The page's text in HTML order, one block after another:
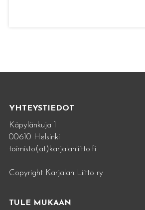
YHTEYSTIEDOT
Käpylänkuja 1
00610 Helsinki
toimisto(at)karjalanliitto.fi
Copyright Karjalan Liitto ry
TULE MUKAAN